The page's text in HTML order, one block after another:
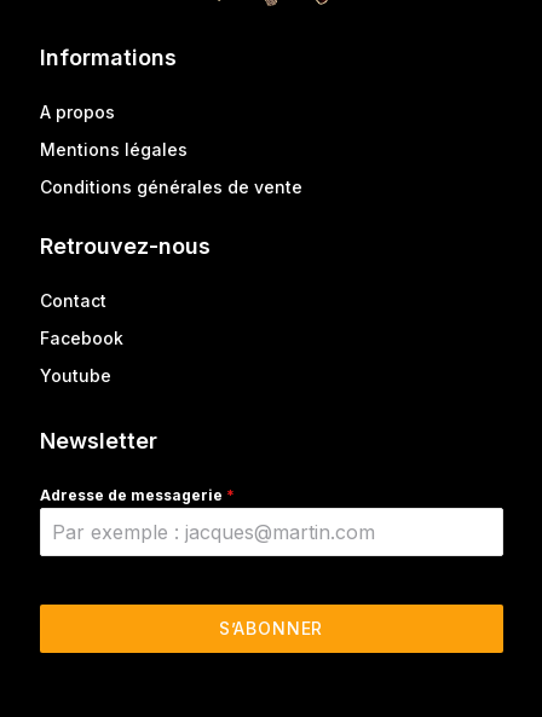
Informations
A propos
Mentions légales
Conditions générales de vente
Retrouvez-nous
Contact
Facebook
Youtube
Newsletter
Adresse de messagerie *
S’ABONNER